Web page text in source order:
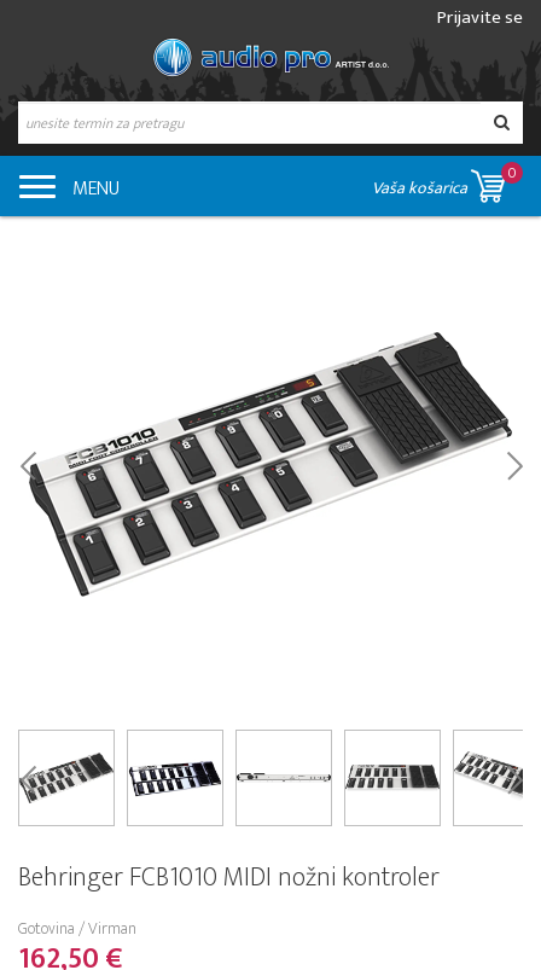
Prijavite se
MENU Vaša košarica
0
Behringer FCB1010 MIDI nožni kontroler
Gotovina / Virman
162,50 €